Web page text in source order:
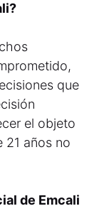
que
el objeto
21 años no
de Emcali